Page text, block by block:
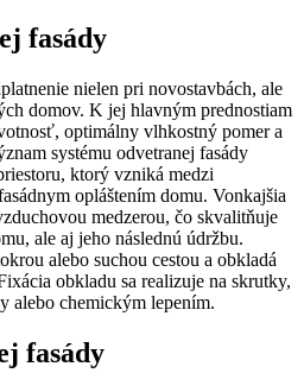
fasády
nielen pri novostavbách, ale
domov. K jej hlavným prednostiam
optimálny vlhkostný pomer a
systému odvetranej fasády
ktorý vzniká medzi
opláštením domu. Vonkajšia
medzerou, čo skvalitňuje
ale aj jeho následnú údržbu.
alebo suchou cestou a obkladá
obkladu sa realizuje na skrutky,
alebo chemickým lepením.
fasády